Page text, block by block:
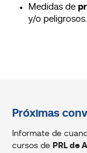
Medidas de
y/o peligrosos.
Próximas
Informate de
cursos de PRL de